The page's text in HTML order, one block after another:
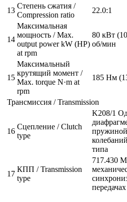
13
Степень сжатия /
Compression ratio
22.0:1
14
Максимальная
мощность / Max.
output power kW (HP)
at rpm
80 кВт
об/мин
15
Максимальный
крутящий момент /
Max. torque N·m at
rpm
185 Нм
Трансмиссия / Transmission
16
Сцепление / Clutch
type
K208/1
типа
17
КПП / Transmission
type
717.430